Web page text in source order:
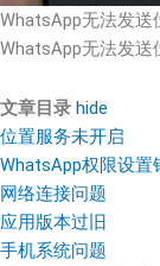
WhatsApp无法发送
WhatsApp无法发送
文章目录 hide
位置服务未开启
WhatsApp权限设置
网络连接问题
应用版本过旧
手机系统问题